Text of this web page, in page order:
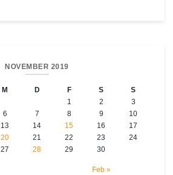
NOVEMBER 2019
M D F S S
Feb »
1 2
3
6 7 8 9
10
13 14 15 16
17
20 21 22 23
24
27 28 29 30